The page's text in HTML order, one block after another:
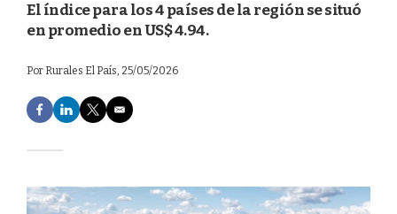
El índice para los 4 países de la región se situó
en promedio en US$ 4.94.
Por Rurales El País, 25/05/2026
F
a
e
o
o
L
i
d
I
T
w
e
r
E
m